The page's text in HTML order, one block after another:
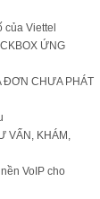
Viettel
ỨNG
ĐƠN CHƯA PHÁT
VẤN, KHÁM,
VoIP cho